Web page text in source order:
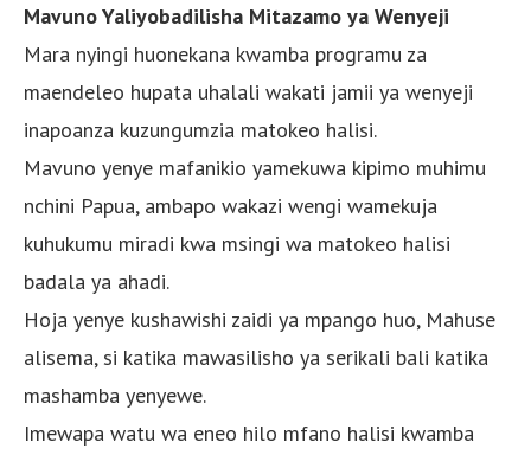
Mavuno Yaliyobadilisha Mitazamo ya Wenyeji
Mara nyingi huonekana kwamba programu za
maendeleo hupata uhalali wakati jamii ya wenyeji
inapoanza kuzungumzia matokeo halisi.
Mavuno yenye mafanikio yamekuwa kipimo muhimu
nchini Papua, ambapo wakazi wengi wamekuja
kuhukumu miradi kwa msingi wa matokeo halisi
badala ya ahadi.
Hoja yenye kushawishi zaidi ya mpango huo, Mahuse
alisema, si katika mawasilisho ya serikali bali katika
mashamba yenyewe.
Imewapa watu wa eneo hilo mfano halisi kwamba